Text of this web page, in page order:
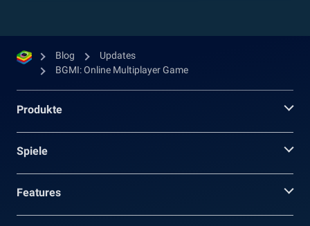
Blog
Updates
BGMI: Online Multiplayer Game
Produkte
Spiele
Features